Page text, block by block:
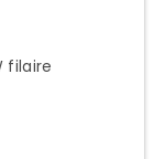
filaire